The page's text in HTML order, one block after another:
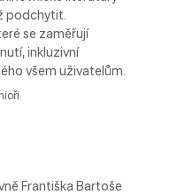
podchytit.
se zaměřují
inkluzivní
všem uživatelům.
Františka Bartoše